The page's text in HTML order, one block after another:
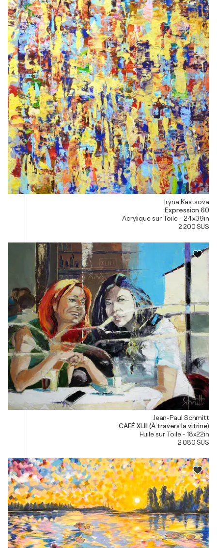
Iryna Kastsova
Expression 60
Acrylique sur Toile - 24x39in
2 200 $US
Jean-Paul Schmitt
CAFÉ XLIII (À travers la vitrine)
Huile sur Toile - 18x22in
2 080 $US